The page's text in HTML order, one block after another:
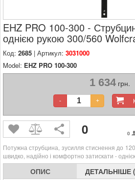
EHZ PRO 100-300 -
однією рукою 300/560
Код: 2685 | Артикул: 3031000
Model: EHZ PRO 100-300
1 634грн.
- +
0 0
Потужна струбцина, зусилля стиснення до
швидко, надійно і комфортно затискати -
ОПИС ДЕТАЛЬНІШЕ